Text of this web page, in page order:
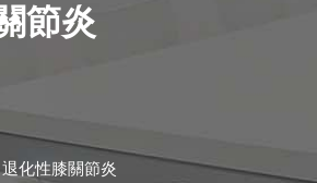
節炎
退化性膝關節炎